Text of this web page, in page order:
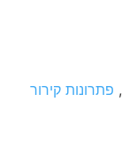
, פתרונות קירור